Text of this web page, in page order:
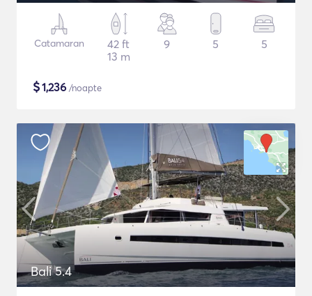
Catamaran
42 ft
13 m
9 5 5
$1,236 /noapte
Bali 5.4